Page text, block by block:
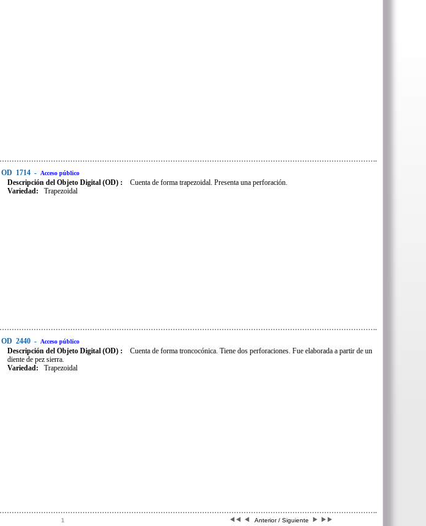
OD 1714 - Acceso público
Descripción del Objeto Digital (OD) :
Cuenta de forma trapezoidal. Presenta una perforación.
Variedad: Trapezoidal
OD 2440 - Acceso público
Descripción del Objeto Digital (OD) :
Cuenta de forma troncocónica. Tiene dos perforaciones. Fue elaborada a partir de un
diente de pez sierra.
Variedad: Trapezoidal
1 Anterior / Siguiente